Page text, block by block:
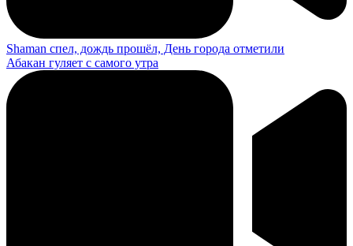
Shaman спел, дождь прошёл, День города отметили
Абакан гуляет с самого утра